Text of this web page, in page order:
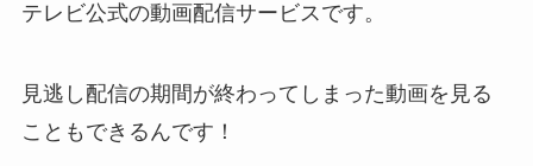
テレビ公式の動画配信サービスです。
見逃し配信の期間が終わってしまった動画を見る
こともできるんです！